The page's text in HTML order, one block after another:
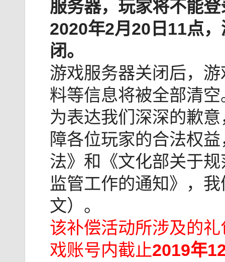
服务器，玩家将不能
2020年2月20日11点
闭。
游戏服务器关闭后，
料等信息将被全部清空
为表达我们深深的歉
障各位玩家的合法权
法》和《文化部关于
监管工作的通知》，
文）。
该补偿活动所涉及的
戏账号内截止2019年